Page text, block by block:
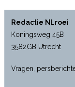
Redactie NLroei
Koningsweg 45B
3582GB Utrecht
Vragen,